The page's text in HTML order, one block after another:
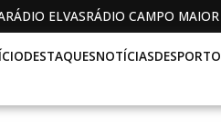
RÁDIO ELVASRÁDIO CAMPO MAIOR
DESTAQUESNOTÍCIASDESPORTO